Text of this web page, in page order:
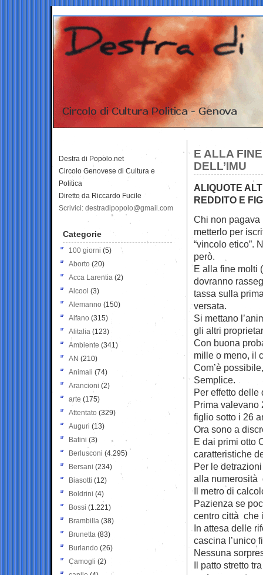
E ALLA
DELL’IMU
ALIQUOTE
REDDITO E
Chi non pagava
metterlo per
“vincolo etico”.
però.
E alla fine molti
dovranno
tassa sulla
versata.
Si mettano
gli altri
Con buona
mille o meno, il
Com’è
Semplice.
Per effetto delle
Prima valevano
figlio sotto i 26
Ora sono a
E dai primi otto
caratteristiche
Per le
alla numerosità
Il metro di
Pazienza se
centro città che
In attesa delle
cascina l’unico
Nessuna
Il patto stretto
Destra di Popolo.net
Circolo Genovese di Cultura e
Politica
Diretto da Riccardo Fucile
Scrivici: destradipopolo@gmail.com
Categorie
100 giorni (5)
Aborto (20)
Acca Larentia (2)
Alcool (3)
Alemanno (150)
Alfano (315)
Alitalia (123)
Ambiente (341)
AN (210)
Animali (74)
Arancioni (2)
arte (175)
Attentato (329)
Auguri (13)
Batini (3)
Berlusconi (4.295)
Bersani (234)
Biasotti (12)
Boldrini (4)
Bossi (1.221)
Brambilla (38)
Brunetta (83)
Burlando (26)
Camogli (2)